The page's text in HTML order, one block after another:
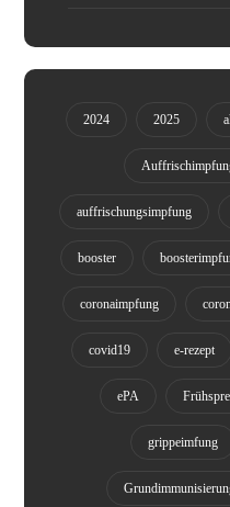
2024 2025
auffrischungsimpfung
booster
coronaimpfung
covid19 e-rezept
ePA
grippeimfung